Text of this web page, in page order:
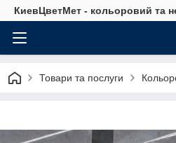
КиевЦветМет - кольоровий та
Товари та послуги